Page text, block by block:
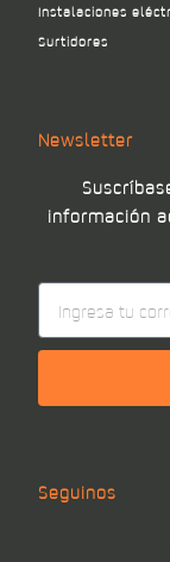
Instalaciones
Surtidores
Newsletter
información
Seguinos